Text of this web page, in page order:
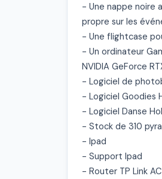
- Une nappe noire
propre sur les
- Une flightcase
- Un ordinateur
NVIDIA GeForce
- Logiciel de
- Logiciel Goodies
- Logiciel Danse
- Stock de 310
- Ipad
- Support Ipad
- Router TP Link